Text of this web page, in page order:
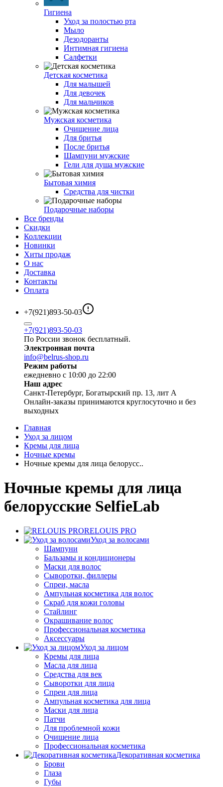
Гигиена
Уход за полостью рта
Мыло
Дезодоранты
Интимная гигиена
Салфетки
Детская косметика
Для малышей
Для девочек
Для мальчиков
Мужская косметика
Очищение лица
Для бритья
После бритья
Шампуни мужские
Гели для душа мужские
Бытовая химия
Средства для чистки
Подарочные наборы
Все бренды
Скидки
Коллекции
Новинки
Хиты продаж
О нас
Доставка
Контакты
Оплата
+7(921)893-50-03
+7(921)893-50-03
По России звонок бесплатный.
Электронная почта
info@belrus-shop.ru
Режим работы
ежедневно с 10:00 до 22:00
Наш адрес
Санкт-Петербург, Богатырский пр. 13, лит А
Онлайн-заказы принимаются круглосуточно и без
выходных
Главная
Уход за лицом
Кремы для лица
Ночные кремы
Ночные кремы для лица белорусс..
Ночные кремы для лица
белорусские SelfieLab
RELOUIS PRO
Уход за волосами
Шампуни
Бальзамы и кондиционеры
Маски для волос
Сыворотки, филлеры
Спреи, масла
Ампульная косметика для волос
Скраб для кожи головы
Стайлинг
Окрашивание волос
Профессиональная косметика
Аксессуары
Уход за лицом
Кремы для лица
Масла для лица
Средства для век
Сыворотки для лица
Спреи для лица
Ампульная косметика для лица
Маски для лица
Патчи
Для проблемной кожи
Очищение лица
Профессиональная косметика
Декоративная косметика
Брови
Глаза
Губы